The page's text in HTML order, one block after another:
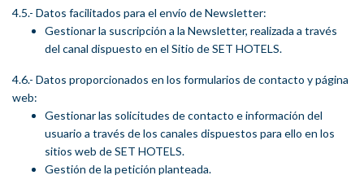
4.5.- Datos facilitados para el envío de Newsletter:
Gestionar la suscripción a la Newsletter, realizada a través
del canal dispuesto en el Sitio de SET HOTELS.
4.6.- Datos proporcionados en los formularios de contacto y página
web:
Gestionar las solicitudes de contacto e información del
usuario a través de los canales dispuestos para ello en los
sitios web de SET HOTELS.
Gestión de la petición planteada.